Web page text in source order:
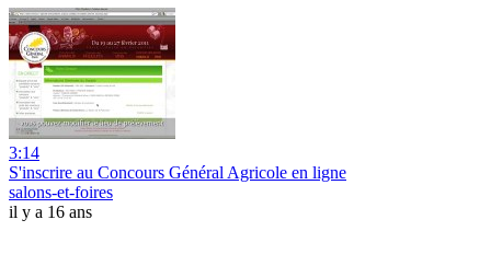
3:14
S'inscrire au Concours Général Agricole en ligne
salons-et-foires
il y a 16 ans